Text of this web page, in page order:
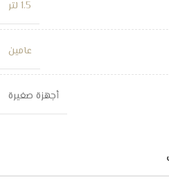
1.5 لتر
عامين
أجهزة صغيرة